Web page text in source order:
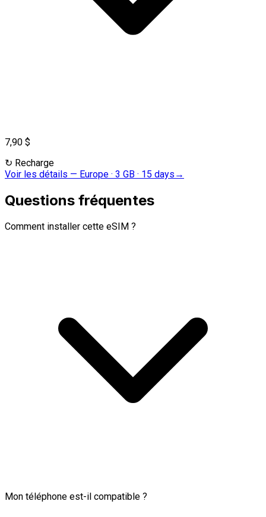
7,90 $
↻ Recharge
Voir les détails — Europe · 3 GB · 15 days →
Questions fréquentes
Comment installer cette eSIM ?
Mon téléphone est-il compatible ?